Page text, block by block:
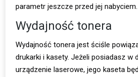
parametr jeszcze przed jej nabyciem.
Wydajność tonera
Wydajność tonera jest ściśle
drukarki i kasety. Jeżeli posiadasz w
urządzenie laserowe, jego kaseta